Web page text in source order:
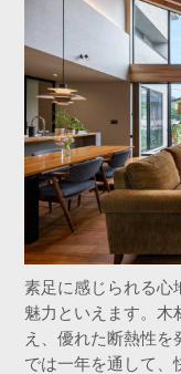
素足に感じられる心
魅力といえます。木
え、優れた断熱性
では一年を通して、